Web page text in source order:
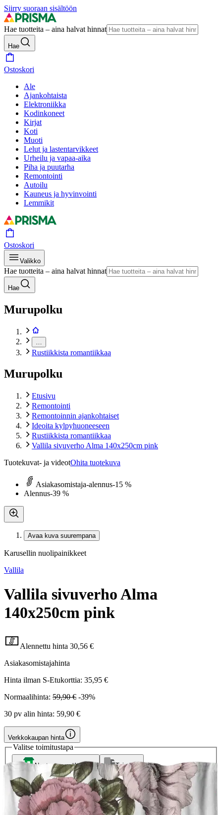
Siirry suoraan sisältöön
Hae tuotteita – aina halvat hinnat
Hae
Ostoskori
Ale
Ajankohtaista
Elektroniikka
Kodinkoneet
Kirjat
Koti
Muoti
Lelut ja lastentarvikkeet
Urheilu ja vapaa-aika
Piha ja puutarha
Remontointi
Autoilu
Kauneus ja hyvinvointi
Lemmikit
Ostoskori
Valikko
Hae tuotteita – aina halvat hinnat
Hae
Murupolku
Rustiikkista romantiikkaa
Murupolku
Etusivu
Remontointi
Remontoinnin ajankohtaiset
Ideoita kylpyhuoneeseen
Rustiikkista romantiikkaa
Vallila sivuverho Alma 140x250cm pink
Tuotekuvat- ja videotOhita tuotekuva
Asiakasomistaja-alennus-15 %
Alennus-39 %
Avaa kuva suurempana
Karusellin nuolipainikkeet
Vallila
Vallila sivuverho Alma
140x250cm pink
Alennettu hinta 30,56 €
Asiakasomistajahinta
Hinta ilman S-Etukorttia: 35,95 €
Normaalihinta: 59,90 € -39%
30 pv alin hinta: 59,90 €
Verkkokaupan hinta
Valitse toimitustapa
Nouto myymälästä
Ilmainen
Siirry valitsemaan myymälä
Toimitus
Ei saatavilla